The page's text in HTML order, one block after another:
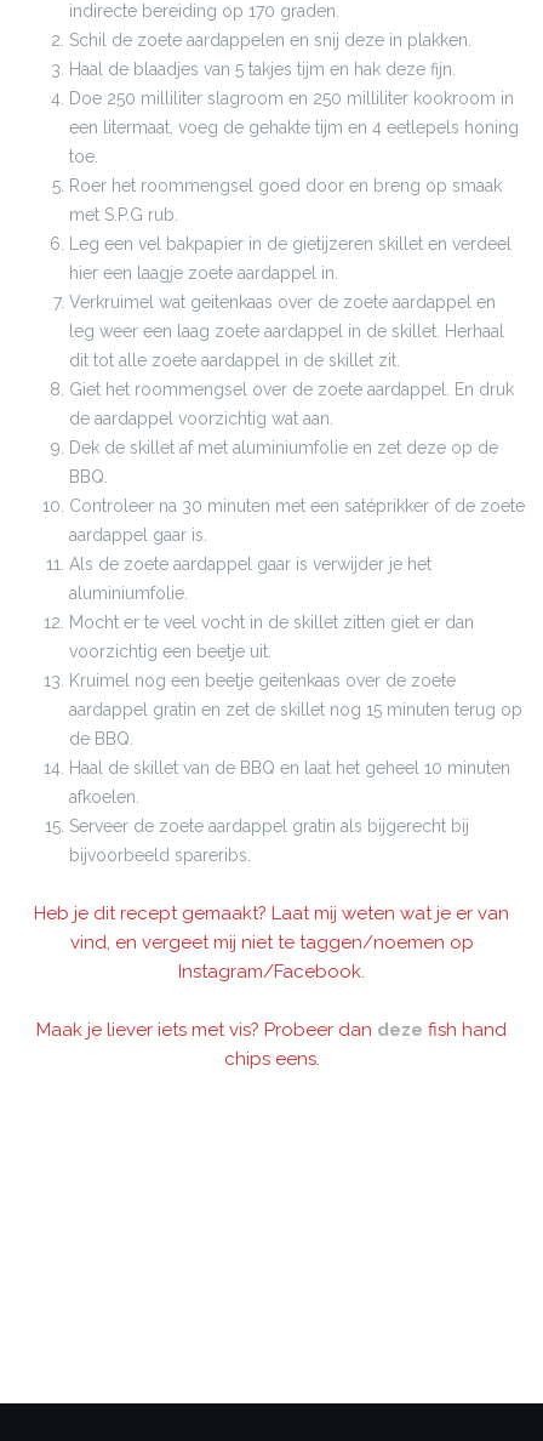
indirecte bereiding op 170 graden.
Schil de zoete aardappelen en snij deze in plakken.
Haal de blaadjes van 5 takjes tijm en hak deze fijn.
Doe 250 milliliter slagroom en 250 milliliter kookroom in
een litermaat, voeg de gehakte tijm en 4 eetlepels honing
toe.
Roer het roommengsel goed door en breng op smaak
met S.P.G rub.
Leg een vel bakpapier in de gietijzeren skillet en verdeel
hier een laagje zoete aardappel in.
Verkruimel wat geitenkaas over de zoete aardappel en
leg weer een laag zoete aardappel in de skillet. Herhaal
dit tot alle zoete aardappel in de skillet zit.
Giet het roommengsel over de zoete aardappel. En druk
de aardappel voorzichtig wat aan.
Dek de skillet af met aluminiumfolie en zet deze op de
BBQ.
Controleer na 30 minuten met een satéprikker of de zoete
aardappel gaar is.
Als de zoete aardappel gaar is verwijder je het
aluminiumfolie.
Mocht er te veel vocht in de skillet zitten giet er dan
voorzichtig een beetje uit.
Kruimel nog een beetje geitenkaas over de zoete
aardappel gratin en zet de skillet nog 15 minuten terug op
de BBQ.
Haal de skillet van de BBQ en laat het geheel 10 minuten
afkoelen.
Serveer de zoete aardappel gratin als bijgerecht bij
bijvoorbeeld spareribs.
Heb je dit recept gemaakt? Laat mij weten wat je er van
vind, en vergeet mij niet te taggen/noemen op
Instagram/Facebook.
Maak je liever iets met vis? Probeer dan deze fish hand
chips eens.